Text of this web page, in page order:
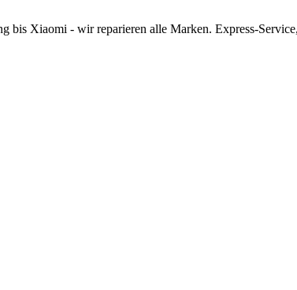
bis Xiaomi - wir reparieren alle Marken. Express-